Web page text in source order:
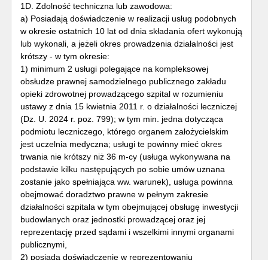
1D. Zdolność techniczna lub zawodowa:
a) Posiadają doświadczenie w realizacji usług podobnych
w okresie ostatnich 10 lat od dnia składania ofert wykonują
lub wykonali, a jeżeli okres prowadzenia działalności jest
krótszy - w tym okresie:
1) minimum 2 usługi polegające na kompleksowej
obsłudze prawnej samodzielnego publicznego zakładu
opieki zdrowotnej prowadzącego szpital w rozumieniu
ustawy z dnia 15 kwietnia 2011 r. o działalności leczniczej
(Dz. U. 2024 r. poz. 799); w tym min. jedna dotycząca
podmiotu leczniczego, którego organem założycielskim
jest uczelnia medyczna; usługi te powinny mieć okres
trwania nie krótszy niż 36 m-cy (usługa wykonywana na
podstawie kilku następujących po sobie umów uznana
zostanie jako spełniająca ww. warunek), usługa powinna
obejmować doradztwo prawne w pełnym zakresie
działalności szpitala w tym obejmującej obsługę inwestycji
budowlanych oraz jednostki prowadzącej oraz jej
reprezentację przed sądami i wszelkimi innymi organami
publicznymi,
2) posiada doświadczenie w reprezentowaniu